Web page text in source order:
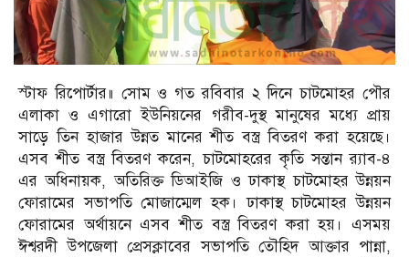
স্টাফ রিপোর্টার॥ সোম ও গত রবিবার ২ দিনে চাটমোহর পৌর
এলাকা ও এগারো ইউনিয়নের গরীব-দুস্থ মানুষের মধ্যে প্রায়
সাড়ে তিন হাজার উন্নত মানের শীত বস্ত্র বিতরণ করা হয়েছে।
এসব শীত বস্ত্র বিতরণ করেন, চাটমোহরের কৃতি সন্তান র‌্যাব-৪
এর অধিনায়ক, অতিরিক্ত ডিআইজি ও ঢাকাস্থ চাটমোহর উন্নয়ন
ফোরামের সভাপতি মোজাম্মেল হক। ঢাকাস্থ চাটমোহর উন্নয়ন
ফোরামের অর্থায়নে এসব শীত বস্ত্র বিতরণ করা হয়। এসময়
ঈশ্বরদী উপজেলা প্রেসক্লাবের সভাপতি তৌহিদ আক্তার পান্না,